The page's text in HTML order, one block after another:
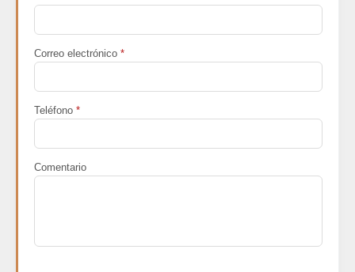
Correo electrónico *
Teléfono *
Comentario